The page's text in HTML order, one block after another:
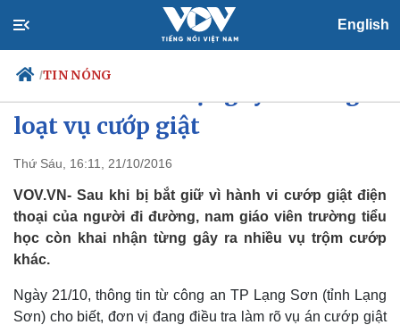
English
/TIN NÓNG
Chính trị
Đảng
Tổ chức nhân sự
Quốc hội
Nhận diện sự thật
Tin 24h
Dự báo thời tiết
Giáo dục
loạt vụ cướp giật
Thứ Sáu, 16:11, 21/10/2016
VOV.VN- Sau khi bị bắt giữ vì hành vi cướp giật điện
thoại của người đi đường, nam giáo viên trường tiểu
học còn khai nhận từng gây ra nhiều vụ trộm cướp
khác.
Ngày 21/10, thông tin từ công an TP Lạng Sơn (tỉnh Lạng
Sơn) cho biết, đơn vị đang điều tra làm rõ vụ án cướp giật